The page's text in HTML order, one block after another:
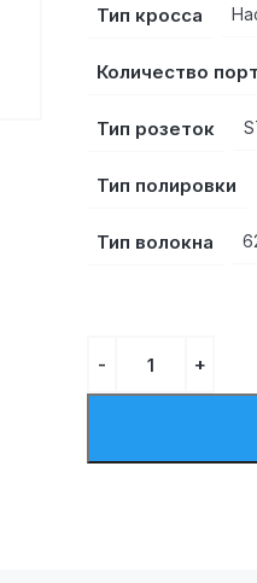
Тип кросса
Количество
Тип розеток
Тип полировки
Тип волокна